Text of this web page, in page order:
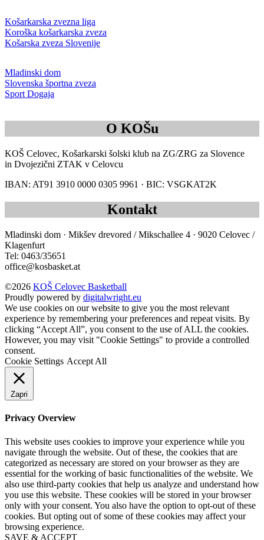
Košarkarska zvezna liga
Koroška košarkarska zveza
Košarska zveza Slovenije
Mladinski dom
Slovenska športna zveza
Sport Dogaja
O KOŠu
KOŠ Celovec, Košarkarski šolski klub na ZG/ZRG za Slovence
in Dvojezični ZTAK v Celovcu
IBAN: AT91 3910 0000 0305 9961 · BIC: VSGKAT2K
Kontakt
Mladinski dom · Mikšev drevored / Mikschallee 4 · 9020 Celovec /
Klagenfurt
Tel: 0463/35651
office@kosbasket.at
©2026 KOŠ Celovec Basketball
Proudly powered by digitalwright.eu
We use cookies on our website to give you the most relevant
experience by remembering your preferences and repeat visits. By
clicking “Accept All”, you consent to the use of ALL the cookies.
However, you may visit "Cookie Settings" to provide a controlled
consent.
Cookie Settings Accept All
Zapri
Privacy Overview
This website uses cookies to improve your experience while you
navigate through the website. Out of these, the cookies that are
categorized as necessary are stored on your browser as they are
essential for the working of basic functionalities of the website. We
also use third-party cookies that help us analyze and understand how
you use this website. These cookies will be stored in your browser
only with your consent. You also have the option to opt-out of these
cookies. But opting out of some of these cookies may affect your
browsing experience.
SAVE & ACCEPT